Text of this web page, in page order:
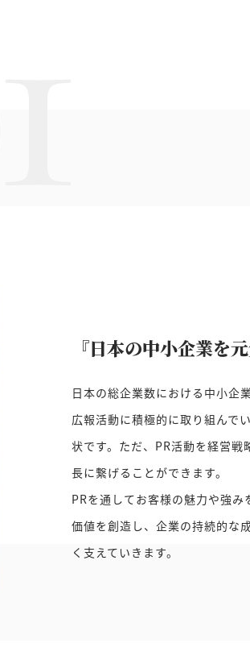
『日本の中小企業を
日本の総企業数における中小企
広報活動に積極的に取り組んで
状です。ただ、PR活動を経営
長に繋げることができます。
PRを通してお客様の魅力や強
価値を創造し、企業の持続的な
く支えていきます。